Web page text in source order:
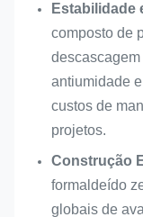
Estabilidade
composto de
antiumidade
custos de
projetos.
Construção
formaldeído
globais de